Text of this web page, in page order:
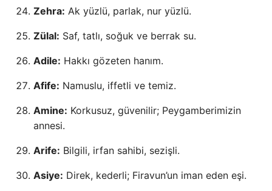
Zehra: Ak yüzlü, parlak, nur yüzlü.
Zülal: Saf, tatlı, soğuk ve berrak su.
Adile: Hakkı gözeten hanım.
Afife: Namuslu, iffetli ve temiz.
Amine: Korkusuz, güvenilir; Peygamberimizin
annesi.
Arife: Bilgili, irfan sahibi, sezişli.
Asiye: Direk, kederli; Firavun’un iman eden eşi.